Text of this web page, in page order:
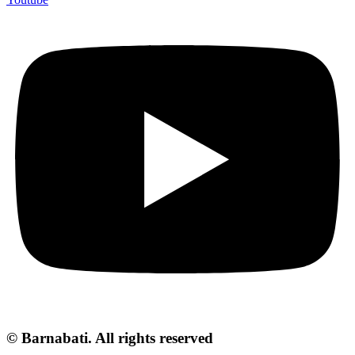
© Barnabati. All rights reserved